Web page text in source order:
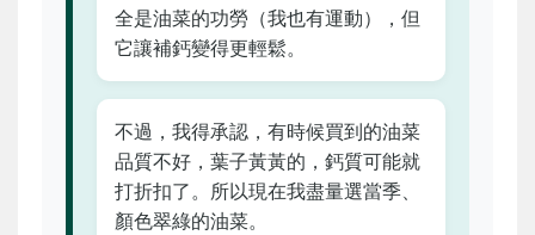
全是油菜的功勞（我也有運動），但
它讓補鈣變得更輕鬆。
不過，我得承認，有時候買到的油菜
品質不好，葉子黃黃的，鈣質可能就
打折扣了。所以現在我盡量選當季、
顏色翠綠的油菜。